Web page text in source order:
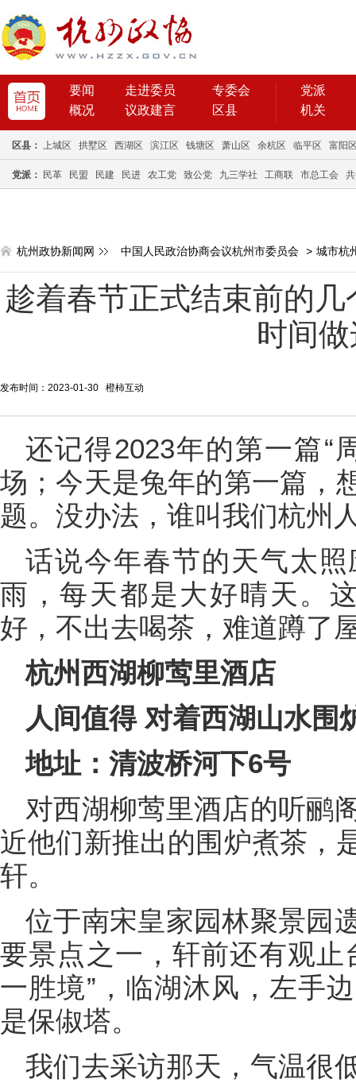
要闻 走进委员
专委会
概况
议政建言 区县
党派
机关
区县： 上城区 拱墅区 西湖区 滨江区 钱塘区 萧山区 余杭区 临平区 富阳
党派： 民革 民盟 民建 民进 农工党 致公党 九三学社 工商联 市总工会
杭州政协新闻网 中国人民政治协商会议杭州市委员会 > 城市杭
趁着春节正式结束前的
时间
发布时间：2023-01-30 橙柿互动
还记得2023年的第一篇“
场；今天是兔年的第一篇，
题。没办法，谁叫我们杭州
话说今年春节的天气太
雨，每天都是大好晴天。
好，不出去喝茶，难道蹲了
杭州西湖柳莺里酒店
人间值得 对着西湖山水围
地址：清波桥河下6号
对西湖柳莺里酒店的听鹂
近他们新推出的围炉煮茶，
轩。
位于南宋皇家园林聚景园
要景点之一，轩前还有观止
一胜境”，临湖沐风，左手
是保俶塔。
我们去采访那天，气温很